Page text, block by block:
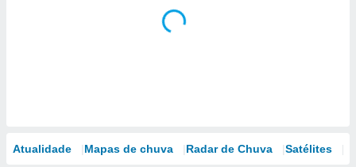
Atualidade Mapas de chuva Radar de Chuva Satélites